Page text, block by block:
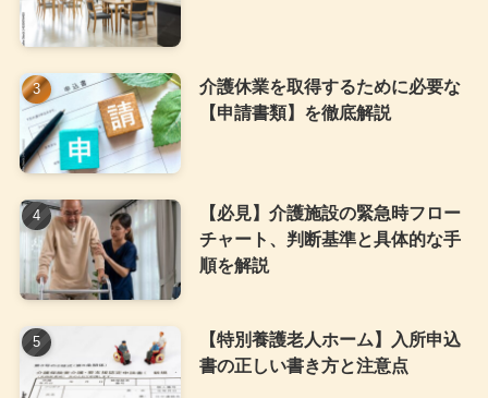
介護休業を取得するために必要な
【申請書類】を徹底解説
【必見】介護施設の緊急時フロー
チャート、判断基準と具体的な手
順を解説
【特別養護老人ホーム】入所申込
書の正しい書き方と注意点